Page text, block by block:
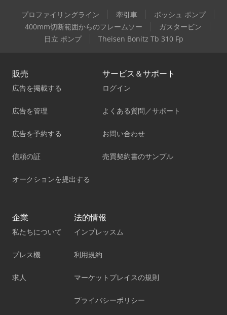
プロファイリングライン 牽引車
ボッシュ ポンプ
400mm切断範囲からのフレームソー
ガスタービン
日立 ポンプ
Theisen Bonitz Tb 310 Fp
販売
広告を掲載する
広告を管理
広告を予約する
信頼の証
オークションを提出する
サービス＆サポート
ログイン
よくある質問／サポート
お問い合わせ
売買契約書のサンプル
企業
私たちについて
プレス機
求人
法的情報
インプレッスム
利用規約
マーケットプレイスの規則
プライバシーポリシー